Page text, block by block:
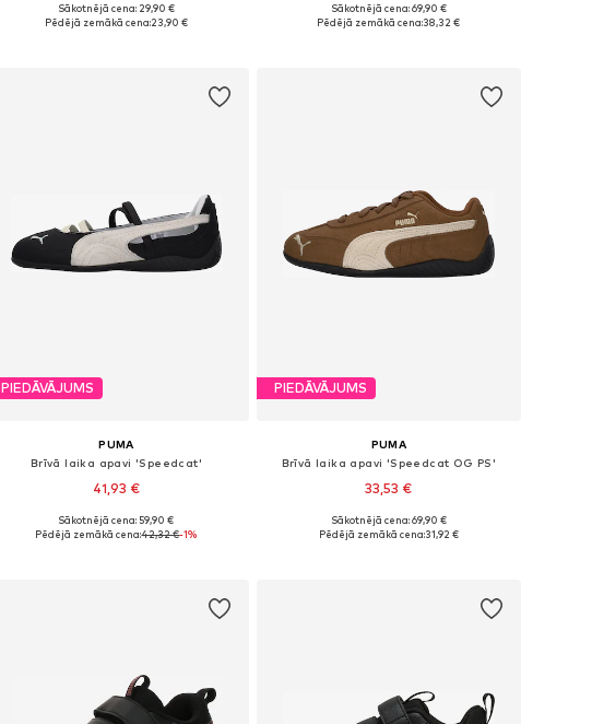
Pieejams daudzos izmēros
Sākotnējā cena: 29,90 €
Pēdējā zemākā cena:23,90 €
Pieejams daudzos izmēros
Sākotnējā cena: 69,90 €
Pēdējā zemākā cena:38,32 €
PIEDĀVĀJUMS
PUMA
Brīvā laika apavi 'Speedcat'
41,93 €
Pieejams daudzos izmēros
Sākotnējā cena: 59,90 €
Pēdējā zemākā cena:42,32 €-1%
PIEDĀVĀJUMS
PUMA
Brīvā laika apavi 'Speedcat OG PS'
33,53 €
Pieejamie izmēri: 29, 30, 31, 32, 33
Sākotnējā cena: 69,90 €
Pēdējā zemākā cena:31,92 €